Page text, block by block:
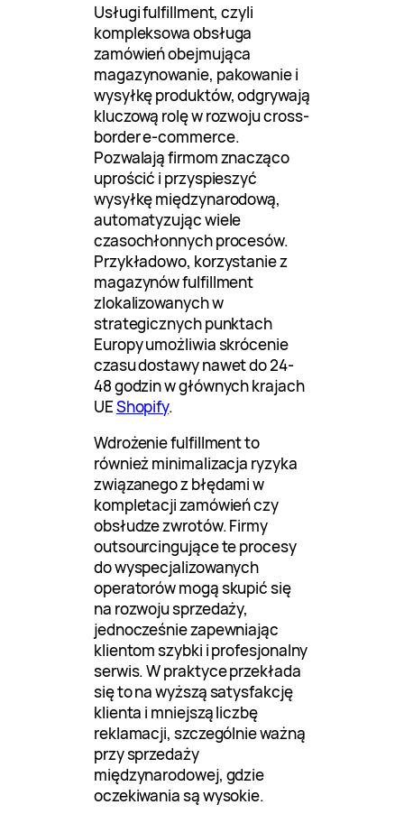
Usługi fulfillment, czyli
kompleksowa obsługa
zamówień obejmująca
magazynowanie, pakowanie i
wysyłkę produktów, odgrywają
kluczową rolę w rozwoju cross-
border e-commerce.
Pozwalają firmom znacząco
uprościć i przyspieszyć
wysyłkę międzynarodową,
automatyzując wiele
czasochłonnych procesów.
Przykładowo, korzystanie z
magazynów fulfillment
zlokalizowanych w
strategicznych punktach
Europy umożliwia skrócenie
czasu dostawy nawet do 24-
48 godzin w głównych krajach
UEShopify.
Wdrożenie fulfillment to
również minimalizacja ryzyka
związanego z błędami w
kompletacji zamówień czy
obsłudze zwrotów. Firmy
outsourcingujące te procesy
do wyspecjalizowanych
operatorów mogą skupić się
na rozwoju sprzedaży,
jednocześnie zapewniając
klientom szybki i profesjonalny
serwis. W praktyce przekłada
się to na wyższą satysfakcję
klienta i mniejszą liczbę
reklamacji, szczególnie ważną
przy sprzedaży
międzynarodowej, gdzie
oczekiwania są wysokie.